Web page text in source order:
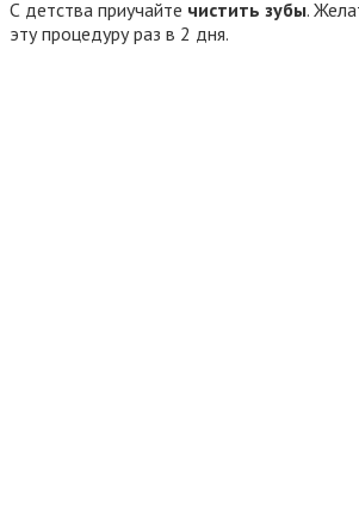
С детства приучайте чистить зубы.
эту процедуру раз в 2 дня.